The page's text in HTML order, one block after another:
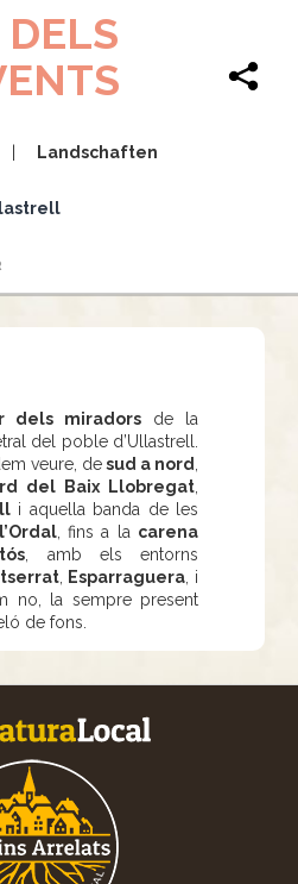
Landschaften
dels miradors de la
del poble d’Ullastrell.
veure, desud a nord
del Baix Llobregat
i aquella banda de les
, fins a la carena
, amb els entorns
, Esparraguera , i
no, la sempre present
de fons.